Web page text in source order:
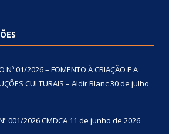
Nº 01/2026 – FOMENTO À CRIAÇÃO E A
CULTURAIS – Aldir Blanc30 de julho
001/2026 CMDCA 11 de junho de 2026